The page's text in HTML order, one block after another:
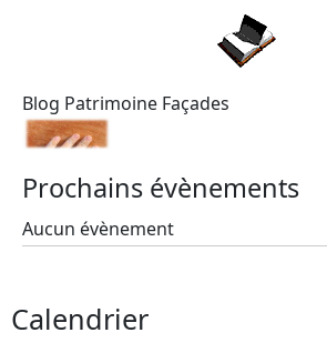
Blog Patrimoine Façades
Prochains évènements
Aucun évènement
Calendrier